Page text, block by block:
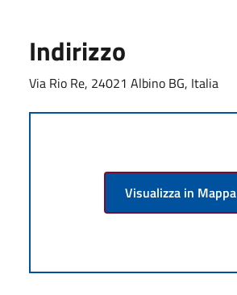
Indirizzo
Via Rio Re, 24021 Albino BG, Italia
Visualizza in Mappa